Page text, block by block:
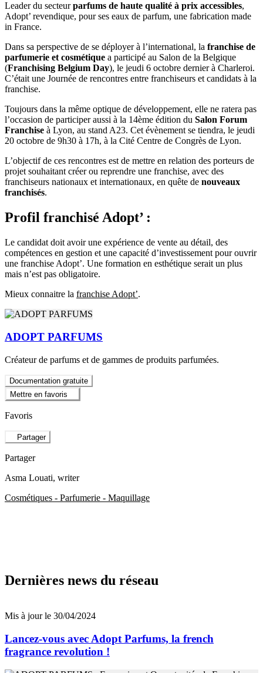
Leader du secteurparfums de haute qualité à prix accessibles,
Adopt’ revendique, pour ses eaux de parfum, une fabrication made
in France.
Dans sa perspective de se déployer à l’international, la franchise de
parfumerie et cosmétique a participé au Salon de la Belgique
(Franchising Belgium Day), le jeudi 6 octobre dernier à Charleroi.
C’était une Journée de rencontres entre franchiseurs et candidats à la
franchise.
Toujours dans la même optique de développement, elle ne ratera pas
l’occasion de participer aussi à la 14ème édition du Salon Forum
Franchise à Lyon, au stand A23. Cet évènement se tiendra, le jeudi
20 octobre de 9h30 à 17h, à la Cité Centre de Congrès de Lyon.
L’objectif de ces rencontres est de mettre en relation des porteurs de
projet souhaitant créer ou reprendre une franchise, avec des
franchiseurs nationaux et internationaux, en quête de nouveaux
franchisés.
Profil franchisé Adopt’ :
Le candidat doit avoir une expérience de vente au détail, des
compétences en gestion et une capacité d’investissement pour ouvrir
une franchise Adopt’. Une formation en esthétique serait un plus
mais n’est pas obligatoire.
Mieux connaitre la franchise Adopt’.
ADOPT PARFUMS
Créateur de parfums et de gammes de produits parfumées.
Documentation gratuite
Mettre en favoris
Favoris
Partager
Partager
Asma Louati, writer
Cosmétiques - Parfumerie - Maquillage
Dernières news du réseau
Mis à jour le 30/04/2024
Lancez-vous avec Adopt Parfums, la french
fragrance revolution !